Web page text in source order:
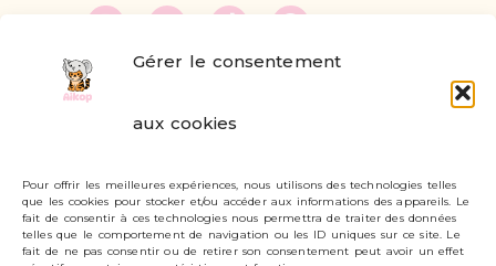
Gérer le consentement
aux cookies
Pour offrir les meilleures expériences, nous utilisons des technologies telles
que les cookies pour stocker et/ou accéder aux informations des appareils. Le
fait de consentir à ces technologies nous permettra de traiter des données
telles que le comportement de navigation ou les ID uniques sur ce site. Le
fait de ne pas consentir ou de retirer son consentement peut avoir un effet
Livraisons et retours
Mon compte